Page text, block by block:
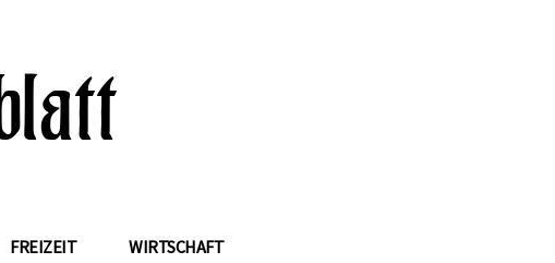
FREIZEIT WIRTSCHAFT